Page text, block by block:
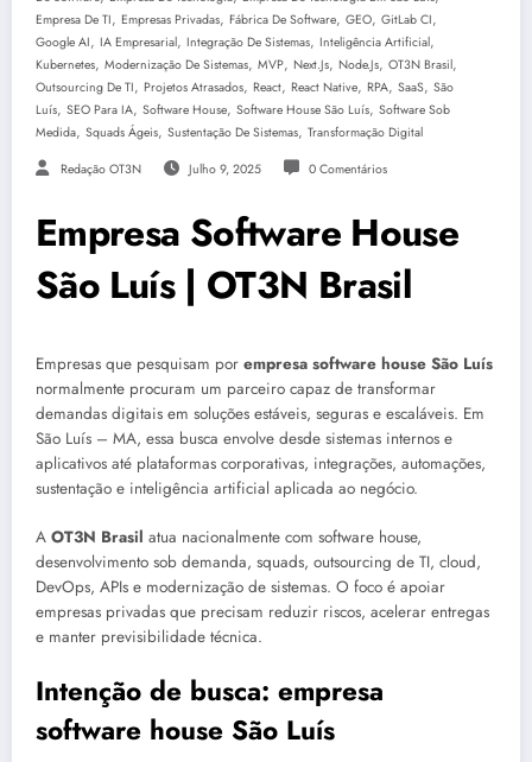
Empresa De TI, Empresas Privadas, Fábrica De Software, GEO, GitLab CI,
Google AI, IA Empresarial, Integração De Sistemas, Inteligência Artificial,
Kubernetes, Modernização De Sistemas, MVP, Next.js, Node.js, OT3N Brasil,
Outsourcing De TI, Projetos Atrasados, React, React Native, RPA, SaaS, São
Luís, SEO Para IA, Software House, Software House São Luís, Software Sob
Medida, Squads Ágeis, Sustentação De Sistemas, Transformação Digital
Redação OT3N Julho 9, 2025 0 Comentários
Empresa Software House
São Luís | OT3N Brasil
Empresas que pesquisam por empresa software house São Luís
normalmente procuram um parceiro capaz de transformar
demandas digitais em soluções estáveis, seguras e escaláveis. Em
São Luís – MA, essa busca envolve desde sistemas internos e
aplicativos até plataformas corporativas, integrações, automações,
sustentação e inteligência artificial aplicada ao negócio.
A OT3N Brasil atua nacionalmente com software house,
desenvolvimento sob demanda, squads, outsourcing de TI, cloud,
DevOps, APIs e modernização de sistemas. O foco é apoiar
empresas privadas que precisam reduzir riscos, acelerar entregas
e manter previsibilidade técnica.
Intenção de busca: empresa
software house São Luís